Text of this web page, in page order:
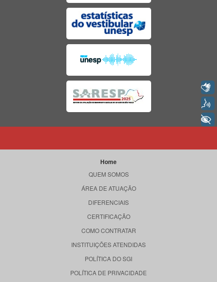
Home
QUEM SOMOS
ÁREA DE ATUAÇÃO
DIFERENCIAIS
CERTIFICAÇÃO
COMO CONTRATAR
INSTITUIÇÕES ATENDIDAS
POLÍTICA DO SGI
POLÍTICA DE PRIVACIDADE